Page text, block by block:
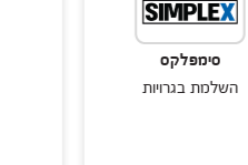
בגרויות